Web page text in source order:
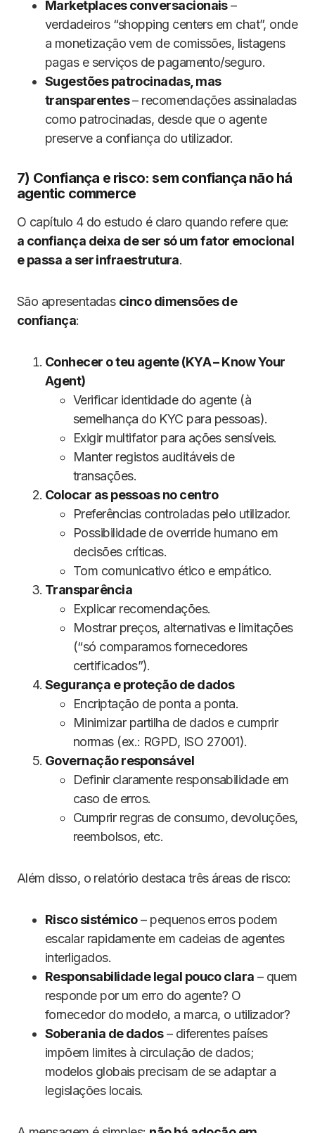
Marketplaces conversacionais–
verdadeiros “shopping centers em chat”, onde
a monetização vem de comissões, listagens
pagas e serviços de pagamento/seguro.
Sugestões patrocinadas, mas
transparentes– recomendações assinaladas
como patrocinadas, desde que o agente
preserve a confiança do utilizador.
7) Confiança e risco: sem confiança não há
agentic commerce
O capítulo 4 do estudo é claro quando refere que:
a confiança deixa de ser só um fator emocional
e passa a ser infraestrutura.
São apresentadas cinco dimensões de
confiança:
Conhecer o teu agente (KYA – Know Your
Agent)
Verificar identidade do agente (à
semelhança do KYC para pessoas).
Exigir multifator para ações sensíveis.
Manter registos auditáveis de
transações.
Colocar as pessoas no centro
Preferências controladas pelo utilizador.
Possibilidade de override humano em
decisões críticas.
Tom comunicativo ético e empático.
Transparência
Explicar recomendações.
Mostrar preços, alternativas e limitações
(“só comparamos fornecedores
certificados”).
Segurança e proteção de dados
Encriptação de ponta a ponta.
Minimizar partilha de dados e cumprir
normas (ex.: RGPD, ISO 27001).
Governação responsável
Definir claramente responsabilidade em
caso de erros.
Cumprir regras de consumo, devoluções,
reembolsos, etc.
Além disso, o relatório destaca três áreas de risco:
Risco sistémico– pequenos erros podem
escalar rapidamente em cadeias de agentes
interligados.
Responsabilidade legal pouco clara – quem
responde por um erro do agente? O
fornecedor do modelo, a marca, o utilizador?
Soberania de dados– diferentes países
impõem limites à circulação de dados;
modelos globais precisam de se adaptar a
legislações locais.